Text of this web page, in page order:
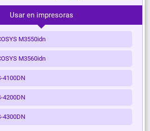
Usar en impresoras
M3550idn
M3560idn
4100DN
4200DN
4300DN